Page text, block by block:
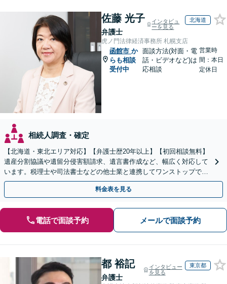
佐藤 光子
弁護士
インタビュ
ーを見る
北海道
虎ノ門法律経済事務所 札幌支店
函館市 か
らも相談
受付中
面談方法(対面・電
話・ビデオなど)は
応相談
営業時
間：本日
定休日
相続人調査・確定
【北海道・東北エリア対応】【弁護士歴20年以上】【初回相談無料】
遺産分割協議や遺留分侵害額請求、遺言書作成など、幅広く対応して
います。税理士や司法書士などの他士業と連携してワンストップでの
解決が可能です。ぜひご相談ください。
料金表を見る
電話で面談予約 メールで面談予約
都 裕記
弁護士
インタビュー
を見る
東京都